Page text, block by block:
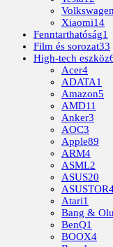
Volkswagen
Xiaomi14
Fenntarthatóság1
Film és sorozat33
High-tech eszköz
Acer4
ADATA1
Amazon5
AMD11
Anker3
AOC3
Apple89
ARM4
ASML2
ASUS20
ASUSTOR
Atari1
Bang &
BenQ1
BOOX4